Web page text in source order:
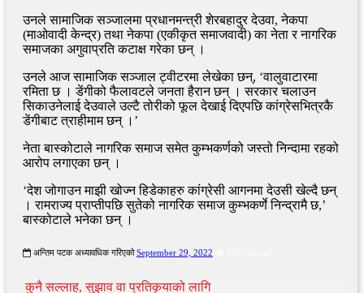
उनले सामाजिक सञ्जालमा प्रधानमन्त्री शेरबहादुर देउवा, नेकपा
(माओवादी केन्द्र) तथा नेकपा (एकीकृत समाजवादी) का नेता र नागरिक
समाजका अगुवाप्रति कटाक्ष गरेका छन् ।
उनले आज सामाजिक सञ्जाल ट्वीटरमा लेखेका छन्, ‘वालुवाटारमा
रमिता छ । डेंगीको फैलावटले जनता हैरान छन् । सरकार चलाउन
सिकाउनेलाई देउवाले उल्टै तोरीको फूल देखाई दिएपछि कांग्रेसभित्रकै
डेंगीबाट त्राहीमाम छन् ।’
नेता बास्कोटाले नागरिक समाज समेत कुम्भकर्णको जस्तो निन्दामा रहको
आरोप लगाएका छन् ।
‘देश जोगाउन माझी खोज्न हिडेकाहरु कांग्रेसी आगनमा देउसी खेल्दै छन्
। रामराज्य प्राप्तीपछि सुतेको नागरिक समाज कुम्भकर्णे निन्द्रामै छ,’
बास्कोटाले भनेका छन् ।
अन्तिम पटक अध्यावधिक गरिएको September 29, 2022
कुनै सल्लाह, सुझाव वा प्रतिकृयाको लागि